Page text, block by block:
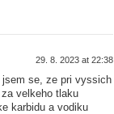
29. 8. 2023 at 22:38
se, ze pri vyssich
velkeho tlaku
karbidu a vodiku